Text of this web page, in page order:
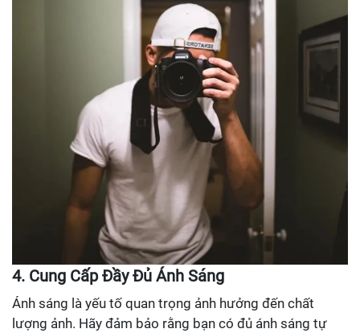
4. Cung Cấp Đầy Đủ Ánh Sáng
Ánh sáng là yếu tố quan trọng ảnh hưởng đến chất
lượng ảnh. Hãy đảm bảo rằng bạn có đủ ánh sáng tự